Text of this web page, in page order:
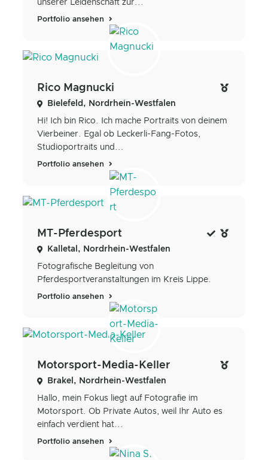
unserer Leidenschaft zur...
Portfolio ansehen
Rico Magnucki
Bielefeld, Nordrhein-Westfalen
Hi! Ich bin Rico. Ich mache Portraits von deinem
Vierbeiner. Egal ob Leckerli-Fang-Fotos,
Studioportraits und...
Portfolio ansehen
MT-Pferdesport
Kalletal, Nordrhein-Westfalen
Fotografische Begleitung von
Pferdesportveranstaltungen im Kreis Lippe.
Portfolio ansehen
Motorsport-Media-Keller
Brakel, Nordrhein-Westfalen
Hallo, mein Fokus liegt auf Fotografie im
Motorsport. Ob Private Autos, weil Ihr Auto es
einfach verdient hat...
Portfolio ansehen